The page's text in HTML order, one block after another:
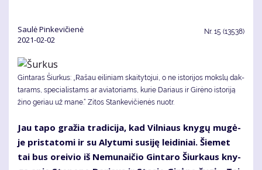
Saulė Pinkevičienė
2021-02-02
Nr. 15 (13538)
Gintaras Šiurkus: „Ra­šau ei­li­niam skai­ty­to­jui, o ne is­to­ri­jos moks­lų dak­
ta­rams, spe­cia­lis­tams ar avia­to­riams, ku­rie Da­riaus ir Gi­rė­no is­to­ri­ją
ži­no ge­riau už ma­ne.“ Zitos Stankevičienės nuotr.
Jau ta­po gra­žia tra­di­ci­ja, kad Vil­niaus kny­gų mu­gė­
je pri­sta­to­mi ir su Aly­tu­mi su­si­ję lei­di­niai. Šie­met
tai bus orei­vio iš Ne­mu­nai­čio Gin­ta­ro Šiur­kaus kny­